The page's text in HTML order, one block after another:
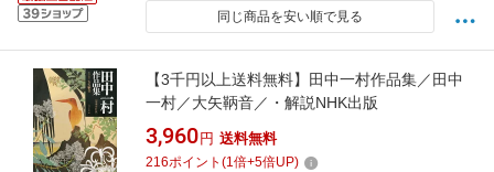
同じ商品を安い順で見る
【3千円以上送料無料】田中一村作品集／田中
一村／大矢鞆音／・解説NHK出版
3,960 円 送料無料
216ポイント (1倍+5倍UP)